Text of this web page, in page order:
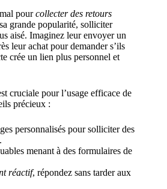
pourcollecter des retours
grande popularité, solliciter
aisé. Imaginez leur envoyer un
leur achat pour demander s’ils
crée un lien plus personnel et
cruciale pour l’usage efficace de
précieux :
personnalisés pour solliciter des
menant à des formulaires de
réactif, répondez sans tarder aux